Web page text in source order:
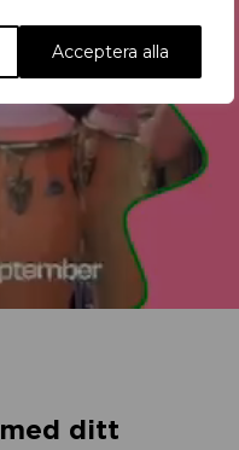
Acceptera alla
ditt